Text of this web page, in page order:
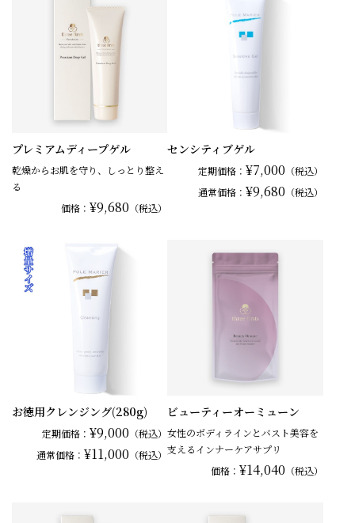
プレミアムディープゲル
乾燥からお肌を守り、しっとり整え
る
価格：¥9,680 （税込）
センシティブゲル
定期価格： ¥7,000 （税込）
通常価格： ¥9,680 （税込）
お徳用クレンジング(280g)
定期価格：¥9,000 （税込）
通常価格：¥11,000 （税込）
ビューティーオーミューン
女性のボディラインとバスト美容を
支えるインナーケアサプリ
価格： ¥14,040 （税込）